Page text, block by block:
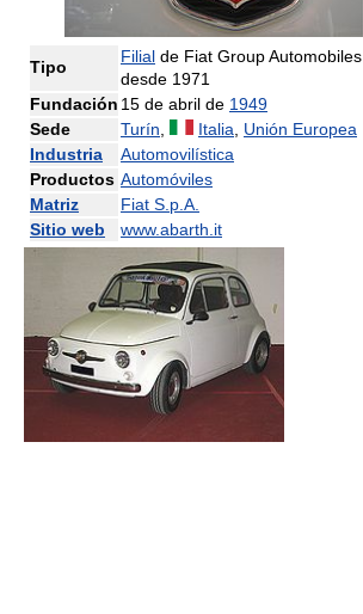
Tipo
Filial de Fiat Group Automobiles
desde 1971
Fundación 15 de abril de 1949
Sede
Turín Italia
Unión Europea
Industria
Automovilística
Productos Automóviles
Matriz
Fiat S.p.A.
Sitio web
www.abarth.it